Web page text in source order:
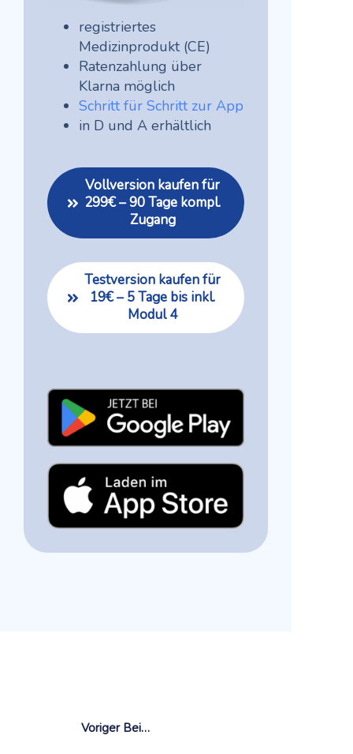
registriertes
Medizinprodukt (CE)
Ratenzahlung über
Klarna möglich
Schritt für Schritt zur App
in D und A erhältlich
Vollversion kaufen für
299€ – 90 Tage kompl.
Zugang
Testversion kaufen für
19€ – 5 Tage bis inkl.
Modul 4
Voriger Beitrag